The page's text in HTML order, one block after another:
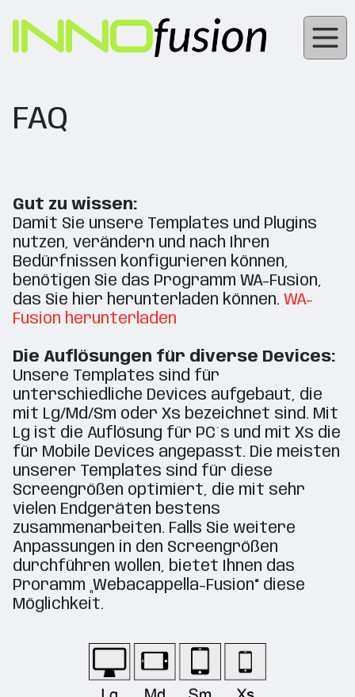
FAQ
Gut zu wissen:
Damit Sie unsere Templates und Plugins
nutzen, verändern und nach Ihren
Bedürfnissen konfigurieren können,
benötigen Sie das Programm WA-Fusion,
das Sie hier herunterladen können. WA-
Fusion herunterladen
Die Auflösungen für diverse Devices:
Unsere Templates sind für
unterschiedliche Devices aufgebaut, die
mit Lg/Md/Sm oder Xs bezeichnet sind. Mit
Lg ist die Auflösung für PC´s und mit Xs die
für Mobile Devices angepasst. Die meisten
unserer Templates sind für diese
Screengrößen optimiert, die mit sehr
vielen Endgeräten bestens
zusammenarbeiten. Falls Sie weitere
Anpassungen in den Screengrößen
durchführen wollen, bietet Ihnen das
Proramm „Webacappella-Fusion“ diese
Möglichkeit.